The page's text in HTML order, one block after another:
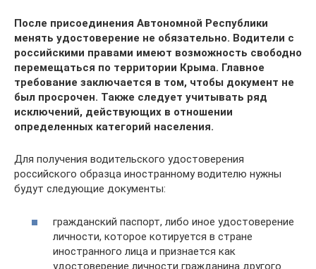
После присоединения Автономной Республики
менять удостоверение не обязательно. Водители с
российскими правами имеют возможность свободно
перемещаться по территории Крыма. Главное
требование заключается в том, чтобы документ не
был просрочен. Также следует учитывать ряд
исключений, действующих в отношении
определенных категорий населения.
Для получения водительского удостоверения
российского образца иностранному водителю нужны
будут следующие документы:
гражданский паспорт, либо иное удостоверение
личности, которое котируется в стране
иностранного лица и признается как
удостоверение личности гражданина другого